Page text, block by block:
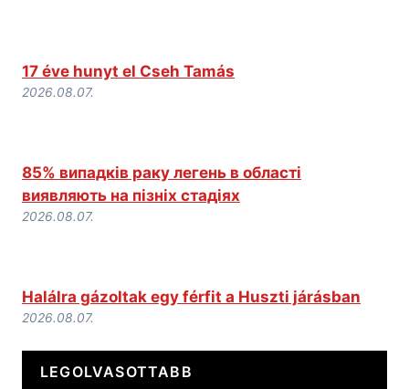
17 éve hunyt el Cseh Tamás
2026.08.07.
85% випадків раку легень в області
виявляють на пізніх стадіях
2026.08.07.
Halálra gázoltak egy férfit a Huszti járásban
2026.08.07.
LEGOLVASOTTABB